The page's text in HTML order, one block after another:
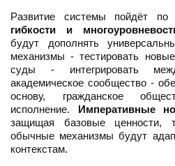
Развитие системы пойдёт по
гибкости и
будут дополнять
механизмы - тестировать
суды - интегрировать
академическое сообщество -
основу, гражданское
исполнение. Императивные
защищая базовые ценности,
обычные механизмы будут
контекстам.